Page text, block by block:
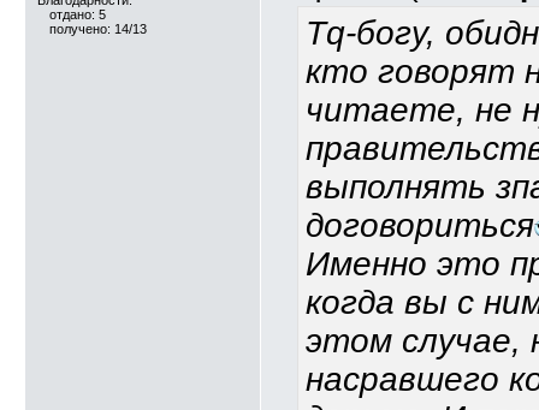
отдано: 5
получено: 14/13
Tq-богу,
кто говорят
читаете, не
выполнять
договориться
Именно это
когда вы с
этом случае,
насравшего